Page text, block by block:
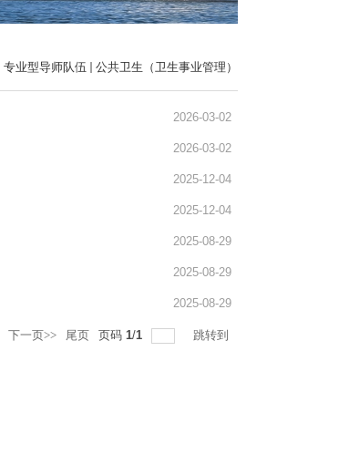
专业型导师队伍 公共卫生（卫生事业管理）
2026-03-02
2026-03-02
2025-12-04
2025-12-04
2025-08-29
2025-08-29
2025-08-29
下一页>> 尾页 页码 1/1 跳转到